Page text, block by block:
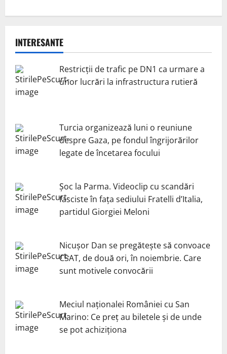
INTERESANTE
Restricții de trafic pe DN1 ca urmare a
unor lucrări la infrastructura rutieră
Turcia organizează luni o reuniune
despre Gaza, pe fondul îngrijorărilor
legate de încetarea focului
Șoc la Parma. Videoclip cu scandări
fasciste în fața sediului Fratelli d’Italia,
partidul Giorgiei Meloni
Nicuşor Dan se pregăteşte să convoace
CSAT, de două ori, în noiembrie. Care
sunt motivele convocării
Meciul naționalei României cu San
Marino: Ce preț au biletele și de unde
se pot achiziționa